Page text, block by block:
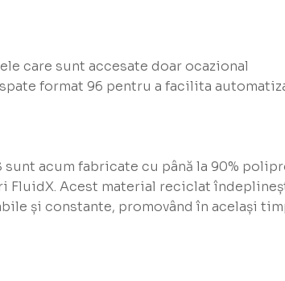
care sunt accesate doar ocazional
format 96 pentru a facilita
sunt acum fabricate cu până la 90%
Acest material reciclat
și constante, promovând în același